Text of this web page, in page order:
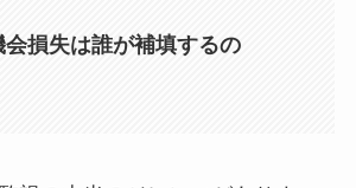
会損失は誰が補填するの